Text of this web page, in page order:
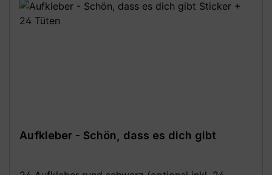
Aufkleber - Schön, dass es dich gibt